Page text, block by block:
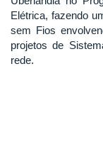
Elétrica, fazendo
sem Fios
projetos de
rede.